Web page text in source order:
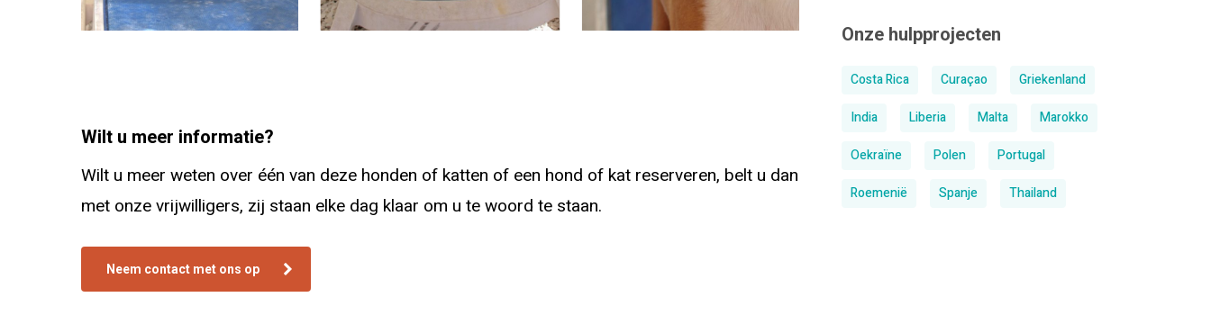
Wilt u meer informatie?
Wilt u meer weten over één van deze honden of katten of een hond of kat reserveren, belt u dan
met onze vrijwilligers, zij staan elke dag klaar om u te woord te staan.
Neem contact met ons op
Onze hulpprojecten
Costa Rica Curaçao
Griekenland
India
Liberia Malta
Marokko
Oekraïne
Polen
Portugal
Roemenië
Spanje Thailand